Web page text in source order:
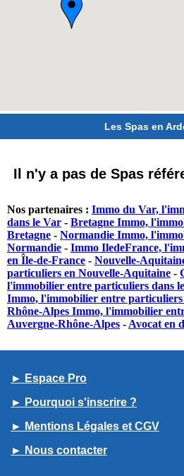
Les Spas en
Il n'y a pas de Spas
Nos partenaires : Immo du Var,
dans le Var - Bretagne Immo,
Bretagne - Normandie Immo,
Normandie - Immo IledeFrance,
en Île-de-France - Nouvelle-
particuliers en Nouvelle-Aquitaine -
l'immobilier entre particuliers dans
Immo, l'immobilier entre particuliers
Rhône-Alpes Immo, l'immobilier
Auvergne-Rhône-Alpes - Avocat en
► Espace Pro
► Pourquoi s'inscrire ?
► Mentions Légales et CGV
► Nous contacter